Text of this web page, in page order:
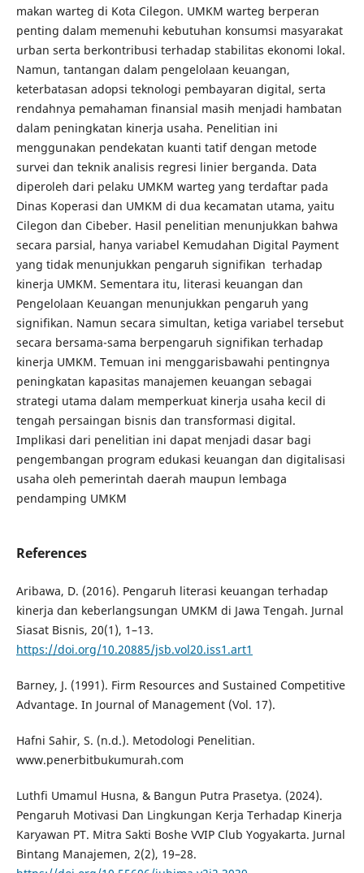
makan warteg di Kota Cilegon. UMKM warteg berperan
penting dalam memenuhi kebutuhan konsumsi masyarakat
urban serta berkontribusi terhadap stabilitas ekonomi lokal.
Namun, tantangan dalam pengelolaan keuangan,
keterbatasan adopsi teknologi pembayaran digital, serta
rendahnya pemahaman finansial masih menjadi hambatan
dalam peningkatan kinerja usaha. Penelitian ini
menggunakan pendekatan kuanti tatif dengan metode
survei dan teknik analisis regresi linier berganda. Data
diperoleh dari pelaku UMKM warteg yang terdaftar pada
Dinas Koperasi dan UMKM di dua kecamatan utama, yaitu
Cilegon dan Cibeber. Hasil penelitian menunjukkan bahwa
secara parsial, hanya variabel Kemudahan Digital Payment
yang tidak menunjukkan pengaruh signifikan terhadap
kinerja UMKM. Sementara itu, literasi keuangan dan
Pengelolaan Keuangan menunjukkan pengaruh yang
signifikan. Namun secara simultan, ketiga variabel tersebut
secara bersama-sama berpengaruh signifikan terhadap
kinerja UMKM. Temuan ini menggarisbawahi pentingnya
peningkatan kapasitas manajemen keuangan sebagai
strategi utama dalam memperkuat kinerja usaha kecil di
tengah persaingan bisnis dan transformasi digital.
Implikasi dari penelitian ini dapat menjadi dasar bagi
pengembangan program edukasi keuangan dan digitalisasi
usaha oleh pemerintah daerah maupun lembaga
pendamping UMKM
References
Aribawa, D. (2016). Pengaruh literasi keuangan terhadap
kinerja dan keberlangsungan UMKM di Jawa Tengah. Jurnal
Siasat Bisnis, 20(1), 1–13.
https://doi.org/10.20885/jsb.vol20.iss1.art1
Barney, J. (1991). Firm Resources and Sustained Competitive
Advantage. In Journal of Management (Vol. 17).
Hafni Sahir, S. (n.d.). Metodologi Penelitian.
www.penerbitbukumurah.com
Luthfi Umamul Husna, & Bangun Putra Prasetya. (2024).
Pengaruh Motivasi Dan Lingkungan Kerja Terhadap Kinerja
Karyawan PT. Mitra Sakti Boshe VVIP Club Yogyakarta. Jurnal
Bintang Manajemen, 2(2), 19–28.